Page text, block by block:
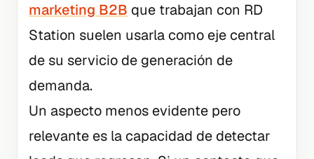
marketing B2B que trabajan con RD
Station suelen usarla como eje central
de su servicio de generación de
demanda.
Un aspecto menos evidente pero
relevante es la capacidad de detectar